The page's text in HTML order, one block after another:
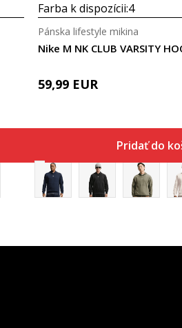
Farba k dispozícii:4
Nike M NK CLUB VARSITY
Pánska lifestyle mikina
59,99 EUR
Pridať do